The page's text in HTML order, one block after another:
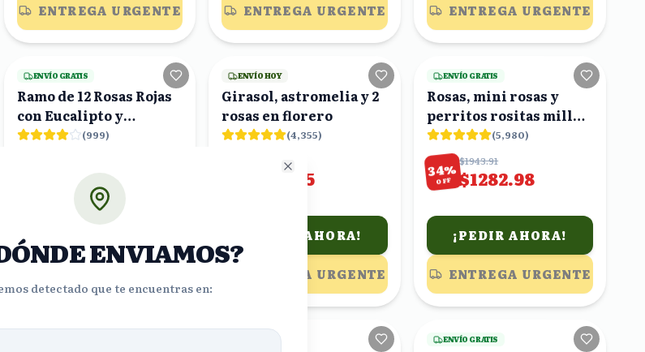
ENTREGA URGENTE ENTREGA URGENTE ENTREGA URGENTE
4viendo
ENVÍO GRATIS
Ramo de 12 Rosas Rojas
con Eucalipto y
Envoltura
(999)
$859.03
18viendo
ENVÍO HOY
Girasol, astromelia y 2
rosas en florero
(4,355)
$432.29
$311.25
¡PEDIR AHORA!
ENTREGA URGENTE
24viendo
ENVÍO GRATIS
Rosas, mini rosas y
perritos rositas miller
en caja
(5,980)
34%
OFF
$1943.91
$1282.98
¡PEDIR AHORA!
ENTREGA URGENTE
19viendo
ENVÍO GRATIS
17viendo
ENVÍO GRATIS
ENVIAMOS?
detectado que te encuentras en:
Close